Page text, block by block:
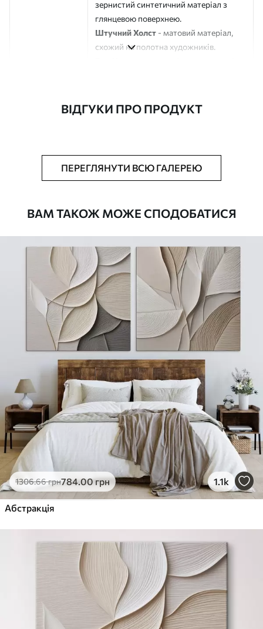
зернистий синтетичний матеріал з
глянцевою поверхнею.
Штучний Холст - матовий матеріал,
схожий на полотна художників.
Додатково Можна додати лакове покриття.
Від784.00грн
Яскраві, насичені кольори
Стійкість до вицвітання
Безпечне чорнило без запаху
Поверхня з текстурою полотна
Екологічний матеріал
Преміум
.00грн
✓Яскраві, насичені кольори
✓Стійкість до вицвітання
✓Безпечне чорнило без запаху
✓Поверхня з текстурою полотна
✗Екологічний матеріал
Еко-Преміум
Від .00 грн
✓Яскраві, насичені кольори
Поверхня з текстурою полотна
Екологічний матеріал
ВІДГУКИ ПРО ПРОДУКТ
ПЕРЕГЛЯНУТИ ВСЮ ГАЛЕРЕЮ
ВАМ ТАКОЖ МОЖЕ СПОДОБАТИСЯ
1306.66грн784.00грн 1.1k
Абстракція